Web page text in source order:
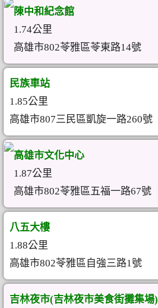
陳中和紀念館
1.74公里
高雄市802苓雅區苓東路14號
民族車站
1.85公里
高雄市807三民區凱旋一路260號
高雄市文化中心
1.87公里
高雄市802苓雅區五福一路67號
八五大樓
1.88公里
高雄市802苓雅區自強三路1號
吉林夜市(吉林夜市美食街攤集場)